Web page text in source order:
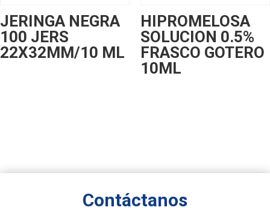
JERINGA NEGRA
100 JERS
22X32MM/10 ML
HIPROMELOSA
SOLUCION 0.5%
FRASCO GOTERO
10ML
Contáctanos